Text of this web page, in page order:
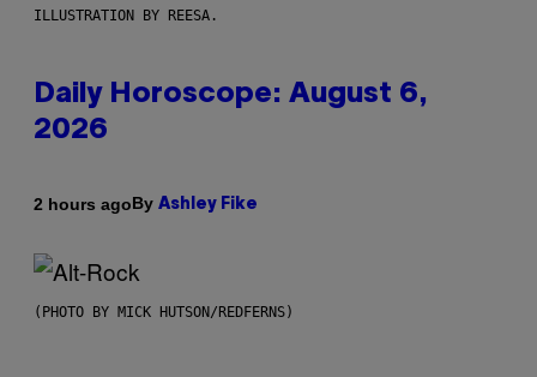
ILLUSTRATION BY REESA.
Daily Horoscope: August 6,
2026
2 hours agoBy Ashley Fike
(PHOTO BY MICK HUTSON/REDFERNS)